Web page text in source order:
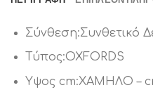
Σύνθεση:Συνθετικό
Τύπος:OXFORDS
Υψος cm:ΧΑΜΗΛΟ –